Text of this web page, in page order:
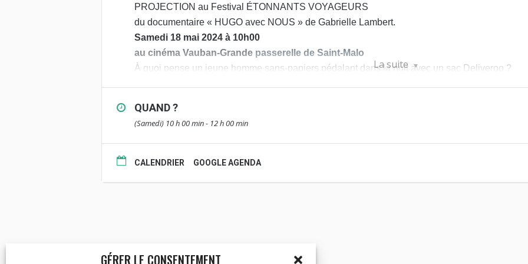
GÉRER LE CONSENTEMENT
La suite
PROJECTION au Festival ÉTONNANTS VOYAGEURS
du documentaire « HUGO avec NOUS » de Gabrielle Lambert.
Samedi 18 mai 2024 à 10h00
au cinéma Vauban-Grande passerelle de Saint-Malo
À quoi pense un jeune homme sans-papiers pédalant dans la nuit avec un sac Deliveroo ?
Cinq hommes et femmes, vivant la précarité et l’exil, s’emparent des mots de Victor Hugo qui
leurs vies.
Aux côtés de l’illustre écrivain, les cinq personnages franchissent un cap ; à leur tour dire le
Voir la bande-annonce :ICI
QUAND ?
(Samedi) 10 h 00 min - 12 h 00 min
CALENDRIER GOOGLE AGENDA